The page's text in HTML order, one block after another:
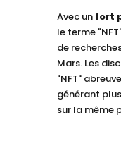
Avec un fort
le terme
de
Mars. Les
"NFT"
générant
sur la même